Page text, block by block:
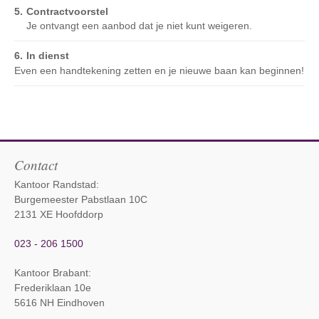
Contractvoorstel
Je ontvangt een aanbod dat je niet kunt weigeren.
In dienst
Even een handtekening zetten en je nieuwe baan kan beginnen!
Contact
Kantoor Randstad:
Burgemeester Pabstlaan 10C
2131 XE Hoofddorp
023 - 206 1500
Kantoor Brabant:
Frederiklaan 10e
5616 NH Eindhoven